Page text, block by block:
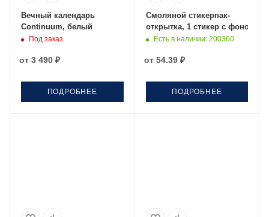
Вечный календарь
Continuum, белый
Под заказ
от 3 490 ₽
ПОДРОБНЕЕ
Смоляной стикерпак-
открытка, 1 стикер с фоновой
Есть в наличии: 200360
от 54.39 ₽
ПОДРОБНЕЕ